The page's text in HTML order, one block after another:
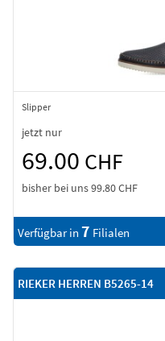
Slipper
jetzt nur
69.00 CHF
bisher bei uns99.80 CHF
Verfügbar in 7 Filialen
RIEKER HERREN B5265-14